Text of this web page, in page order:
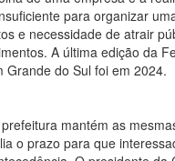
para organizar
e necessidade de atrair
A última edição da
Grande do Sul foi em 2024.
mantém as
o prazo para que